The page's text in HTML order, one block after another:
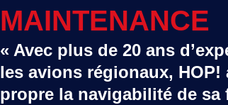
MAINTENANCE
« Avec plus de 20 ans
les avions régionaux, HOP!
propre la navigabilité de sa